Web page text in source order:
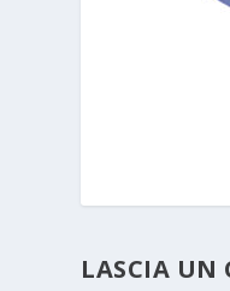
LASCIA UN